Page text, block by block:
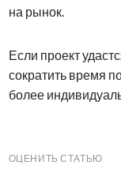
на рынок.
Если проект
сократить время
более
ОЦЕНИТЬ СТАТЬЮ